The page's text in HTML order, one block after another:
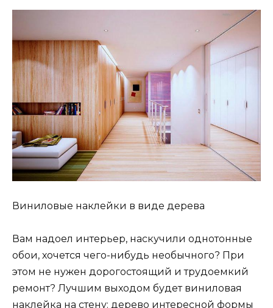
Виниловые наклейки в виде дерева
Вам надоел интерьер, наскучили однотонные
обои, хочется чего-нибудь необычного? При
этом не нужен дорогостоящий и трудоемкий
ремонт? Лучшим выходом будет виниловая
наклейка на стену: дерево интересной формы